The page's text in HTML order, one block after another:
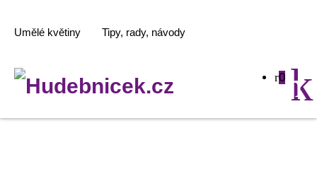
Umělé květiny Tipy, rady, návody
0